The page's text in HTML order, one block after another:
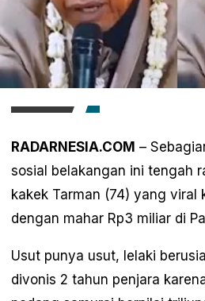
RADARNESIA.COM –
sosial belakangan ini tengah
kakek Tarman (74) yang viral
dengan mahar Rp3 miliar di
Usut punya usut, lelaki
divonis 2 tahun penjara